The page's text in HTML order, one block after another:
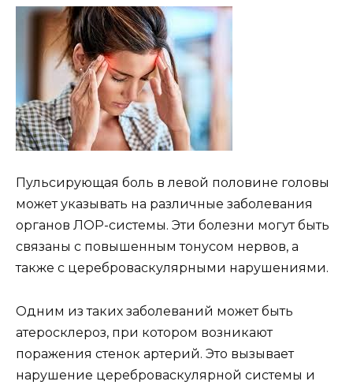
Пульсирующая боль в левой половине головы
может указывать на различные заболевания
органов ЛОР-системы. Эти болезни могут быть
связаны с повышенным тонусом нервов, а
также с цереброваскулярными нарушениями.
Одним из таких заболеваний может быть
атеросклероз, при котором возникают
поражения стенок артерий. Это вызывает
нарушение цереброваскулярной системы и